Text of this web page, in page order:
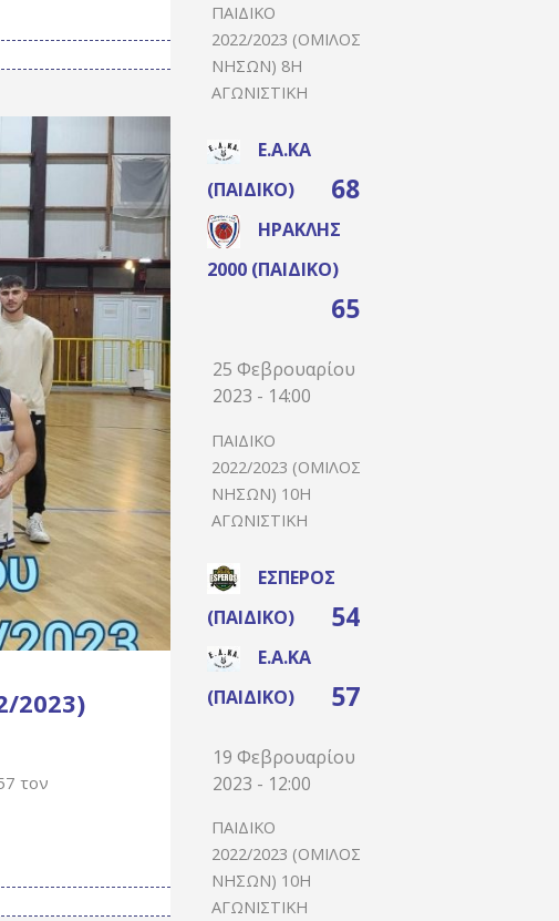
2023)
τον
ΠΑΙΔΙΚΌ
2022/2023 (ΌΜΙΛΟΣ
ΝΉΣΩΝ) 8Η
ΑΓΩΝΙΣΤΙΚΉ
Ε.Α.ΚΑ
(ΠΑΙΔΙΚΌ)
68
ΗΡΑΚΛΉΣ
2000 (ΠΑΙΔΙΚΌ)
65
25 Φεβρουαρίου
2023 - 14:00
ΠΑΙΔΙΚΌ
2022/2023 (ΌΜΙΛΟΣ
ΝΉΣΩΝ) 10Η
ΑΓΩΝΙΣΤΙΚΉ
ΈΣΠΕΡΟΣ
(ΠΑΙΔΙΚΌ)
54
Ε.Α.ΚΑ
(ΠΑΙΔΙΚΌ)
57
19 Φεβρουαρίου
2023 - 12:00
ΠΑΙΔΙΚΌ
2022/2023 (ΌΜΙΛΟΣ
ΝΉΣΩΝ) 10Η
ΑΓΩΝΙΣΤΙΚΉ